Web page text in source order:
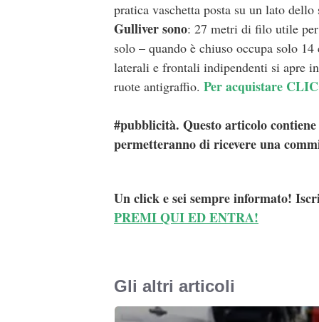
pratica vaschetta posta su un lato
Gulliver sono: 27 metri di filo utile
solo – quando è chiuso occupa solo
laterali e frontali indipendenti si apre
ruote antigraffio. Per acquistare
#pubblicità. Questo articolo
permetteranno di ricevere una
Un click e sei sempre informato!
PREMI QUI ED ENTRA!
Gli altri articoli